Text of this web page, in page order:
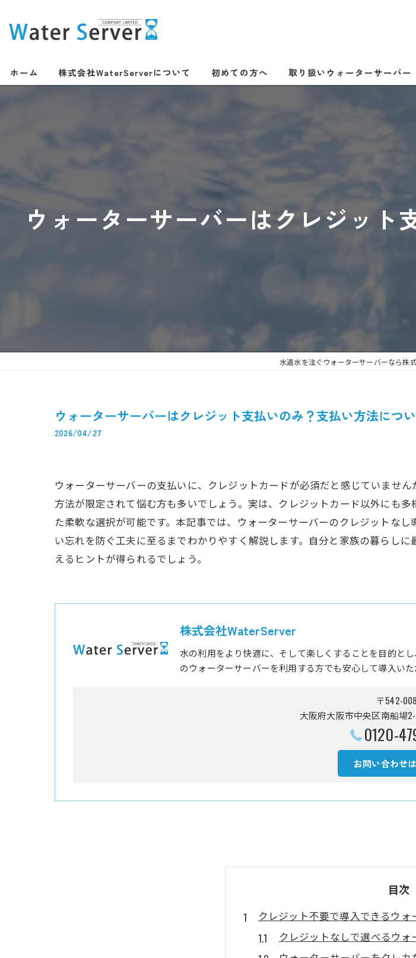
ホーム 株式会社WaterServerについて 初めての方へ 取り扱いウォーターサーバー
ウォーターサーバーはクレジット
水道水を注ぐウォーターサーバーなら株
ウォーターサーバーはクレジット支払いのみ？支払い方法につ
2026/04/27
ウォーターサーバーの支払いに、クレジットカードが必須だと感じていませ
方法が限定されて悩む方も多いでしょう。実は、クレジットカード以外にも
た柔軟な選択が可能です。本記事では、ウォーターサーバーのクレジットな
い忘れを防ぐ工夫に至るまでわかりやすく解説します。自分と家族の暮らし
えるヒントが得られるでしょう。
株式会社WaterServer
水の利用をより快適に、そして楽しくすることを目的と
のウォーターサーバーを利用する方でも安心して導入いた
〒542-
大阪府大阪市中央区南船場
0120-
お問い合わせ
目次
クレジット不要で導入できるウ
クレジットなしで選べるウ